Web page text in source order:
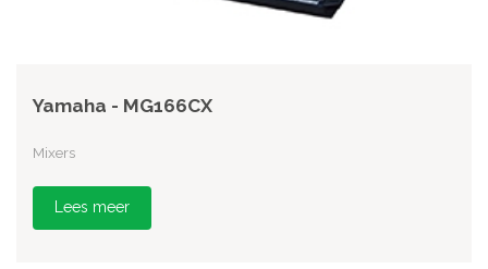
Yamaha - MG166CX
Mixers
Lees meer